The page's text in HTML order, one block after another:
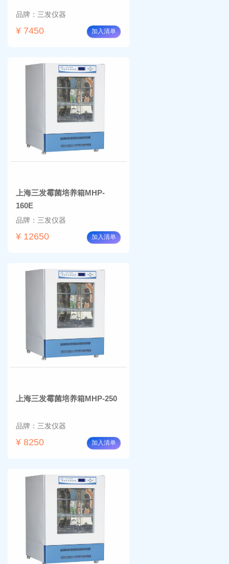
品牌：三发仪器
¥ 7450 加入清单
上海三发霉菌培养箱MHP-
160E
品牌：三发仪器
¥ 12650 加入清单
上海三发霉菌培养箱MHP-250
品牌：三发仪器
¥ 8250 加入清单